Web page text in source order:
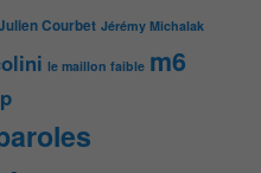
Courbet Jérémy Michalak
le maillon faible m6